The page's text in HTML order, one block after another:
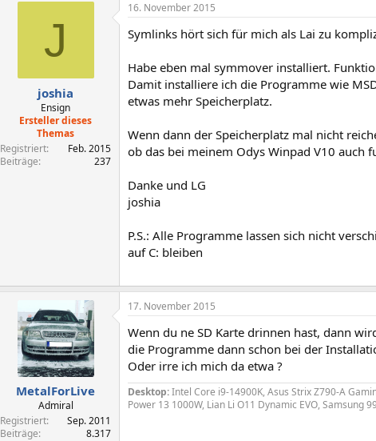
J
joshia
Ensign
Ersteller dieses
Themas
Registriert
Feb. 2015
Beiträge
237
16. November 2015
Symlinks hört sich für mich als Lai zu
Habe eben mal symmover installiert.
Damit installiere ich die Programme wie
etwas mehr Speicherplatz.
Wenn dann der Speicherplatz mal nicht
ob das bei meinem Odys Winpad V10 auch
Danke und LG
joshia
P.S.: Alle Programme lassen sich nicht
auf C: bleiben
MetalForLive
Admiral
Registriert
Sep. 2011
Beiträge
8.317
17. November 2015
Wenn du ne SD Karte drinnen hast, dann
die Programme dann schon bei der
Oder irre ich mich da etwa ?
Desktop:Intel Core i9-14900K, Asus Strix Z790-A
Power 13 1000W, Lian Li O11 Dynamic EVO, Samsung